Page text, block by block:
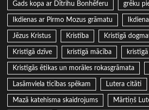
Gads kopa ar Dītrihu Bonhēferu grēku
Ikdienas ar Pirmo Mozus grāmatu
Jēzus Kristus Kristība Kristīgā
Kristīgā dzīve kristīgā mācība
Kristīgās ētikas un morāles rokasgrāmata
Lasāmviela ticības spēkam Lutera citāti
Mazā katehisma skaidrojums Mārtiņš